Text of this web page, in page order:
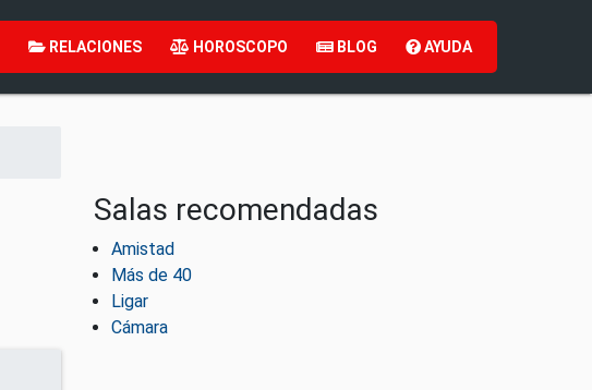
RELACIONES HOROSCOPO BLOG AYUDA
Salas recomendadas
Amistad
Más de 40
Ligar
Cámara